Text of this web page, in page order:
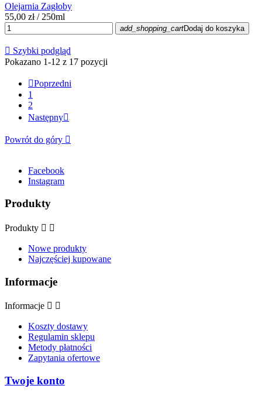
Olejarnia Zagłoby
55,00 zł / 250ml
add_shopping_cartDodaj do koszyka
 Szybki podgląd
Pokazano 1-12 z 17 pozycji
Poprzedni
1
2
Następny
Powrót do góry 
Facebook
Instagram
Produkty
Produkty  
Nowe produkty
Najczęściej kupowane
Informacje
Informacje  
Koszty dostawy
Regulamin sklepu
Metody płatności
Zapytania ofertowe
Twoje konto